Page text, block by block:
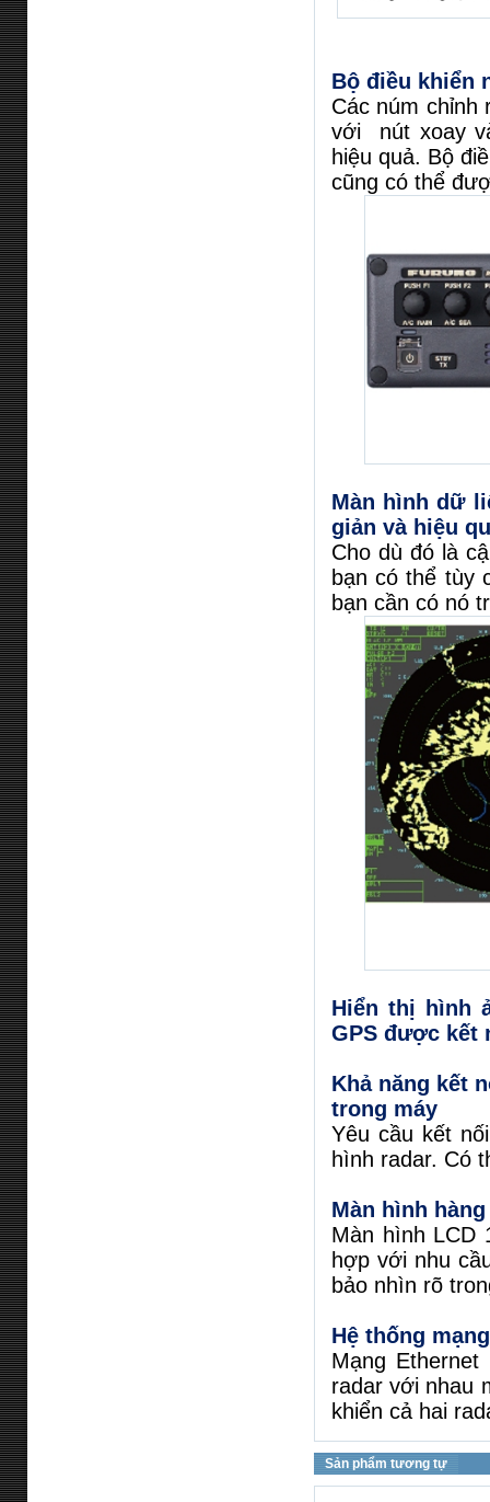
Bộ điều khiển
Các núm chỉnh
với nút xoay
hiệu quả. Bộ
cũng có thể
Màn hình dữ
giản và hiệu
Cho dù đó là
bạn có thể tùy
bạn cần có nó
Hiển thị hình
GPS được kết
Khả năng kết
trong máy
Yêu cầu kết
hình radar. Có
Màn hình
Màn hình LCD
hợp với nhu
bảo nhìn rõ
Hệ thống
Mạng
radar với nhau
khiển cả hai
Sản phẩm tương tự